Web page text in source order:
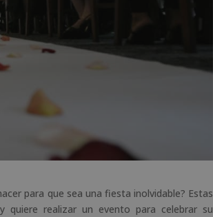
para que sea una fiesta inolvidable? Estas
quiere realizar un evento para celebrar su